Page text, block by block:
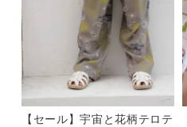
【セール】宇宙と花柄テロテ